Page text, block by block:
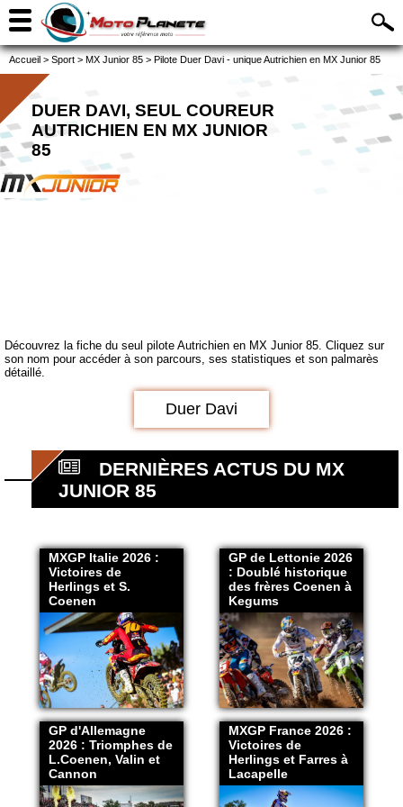
Accueil > Sport > MX Junior 85 > Pilote Duer Davi - unique Autrichien en MX Junior 85
DUER DAVI, SEUL COUREUR
AUTRICHIEN EN MX JUNIOR
85
Découvrez la fiche du seul pilote Autrichien en MX Junior 85. Cliquez sur
son nom pour accéder à son parcours, ses statistiques et son palmarès
détaillé.
Duer Davi
DERNIÈRES ACTUS DU MX
JUNIOR 85
MXGP Italie 2026 :
Victoires de
Herlings et S.
Coenen
GP de Lettonie 2026
: Doublé historique
des frères Coenen à
Kegums
GP d'Allemagne
2026 : Triomphes de
L.Coenen, Valin et
Cannon
MXGP France 2026 :
Victoires de
Herlings et Farres à
Lacapelle